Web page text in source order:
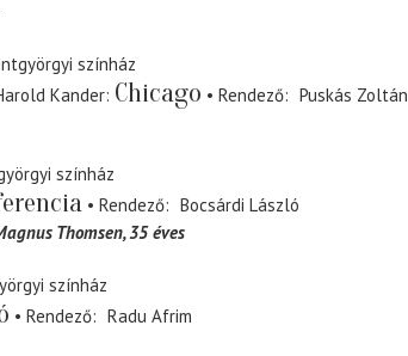
színház
Kander Chicago Rendező
Puskás Zoltán
színház
Rendező
Bocsárdi László
Thomsen, 35 éves
színház
Rendező
Radu Afrim